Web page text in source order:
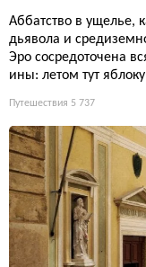
Аббатство в ущелье,
дьявола и
Эро сосредоточена
ины: летом тут
Путешествия 5 737